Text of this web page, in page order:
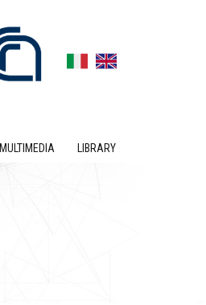
MULTIMEDIA LIBRARY